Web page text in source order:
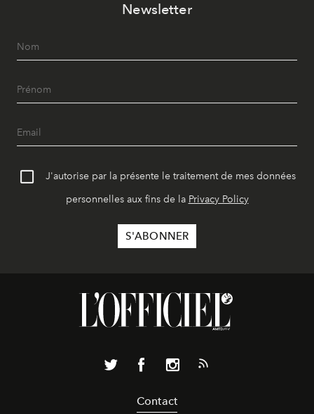
Newsletter
J'autorise par la présente le traitement de mes données
personnelles aux fins de la Privacy Policy
Contact